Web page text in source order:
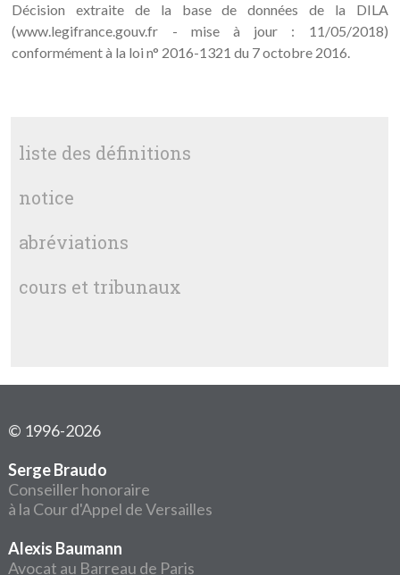
Décision extraite de la base de données de la DILA
(www.legifrance.gouv.fr - mise à jour : 11/05/2018)
conformément à la loi n° 2016-1321 du 7 octobre 2016.
liste des définitions
notice
abréviations
cours et tribunaux
© 1996-2026
Serge Braudo
Conseiller honoraire
à la Cour d'Appel de Versailles
Alexis Baumann
Avocat au Barreau de Paris